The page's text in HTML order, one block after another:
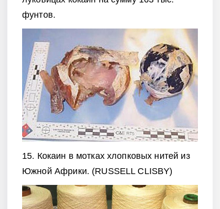
фунтов.
15. Кокаин в мотках хлопковых нитей из
Южной Африки. (RUSSELL CLISBY)